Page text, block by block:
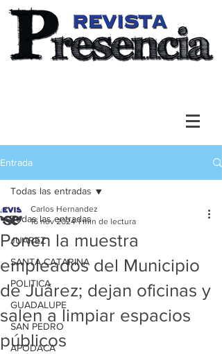
Entrada
Todas las entradas
JUAREZ
SANTA CATARINA
POLITICA
GUADALUPE
SAN PEDRO
APODACA
Todas las entradas
Ponen la muestra
empleados del Municipio
de Juárez; dejan oficinas y
salen a limpiar espacios
públicos
Carlos Hernandez
16 nov 2024 1 min de lectura